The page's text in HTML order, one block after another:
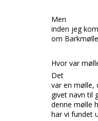
Men
inden jeg
om
Hvor var
Det
var en mølle,
givet navn til
denne mølle
har vi fundet